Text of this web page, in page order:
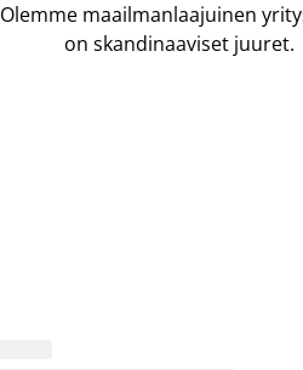
Olemme maailmanlaajuinen
on skandinaaviset juuret.